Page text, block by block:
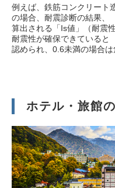
例えば、鉄筋コンクリート
の場合、耐震診断の結果、
算出される「Is値」（耐震
耐震性が確保できていると
認められ、0.6未満の場合は
ホテル・旅館
義務化される「耐震診断